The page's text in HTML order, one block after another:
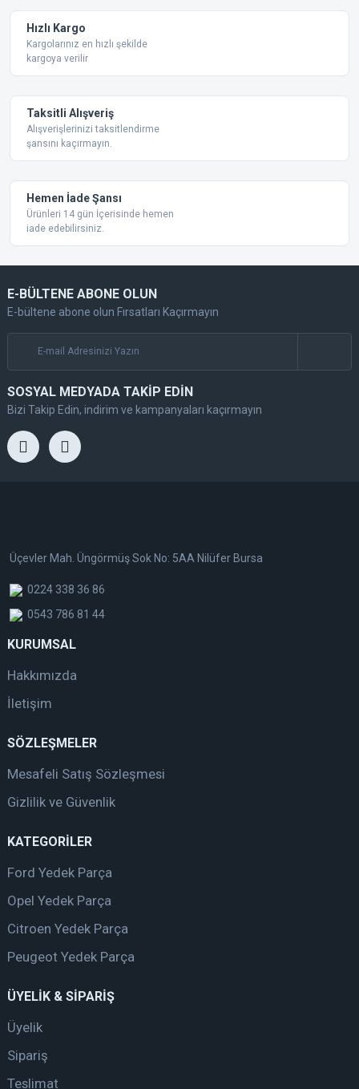
Bu ürüne benzer farklı alternatifler olmalı.
Hızlı Kargo
Kargolarınız en hızlı şekilde
kargoya verilir
Taksitli Alışveriş
Alışverişlerinizi taksitlendirme
şansını kaçırmayın.
Hemen İade Şansı
Ürünleri 14 gün İçerisinde hemen
iade edebilirsiniz.
E-BÜLTENE ABONE OLUN
E-bültene abone olun Fırsatları Kaçırmayın
SOSYAL MEDYADA TAKİP EDİN
Bizi Takip Edin, indirim ve kampanyaları kaçırmayın
Üçevler Mah. Üngörmüş Sok No: 5AA Nilüfer Bursa
0224 338 36 86
0543 786 81 44
KURUMSAL
Hakkımızda
İletişim
SÖZLEŞMELER
Mesafeli Satış Sözleşmesi
Gizlilik ve Güvenlik
KATEGORİLER
Ford Yedek Parça
Opel Yedek Parça
Citroen Yedek Parça
Peugeot Yedek Parça
ÜYELİK & SİPARİŞ
Üyelik
Sipariş
Teslimat